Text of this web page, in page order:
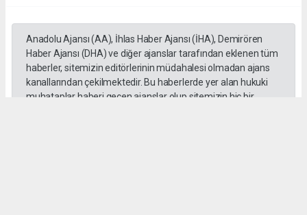
Anadolu Ajansı (AA), İhlas Haber Ajansı (İHA), Demirören
Haber Ajansı (DHA) ve diğer ajanslar tarafından eklenen tüm
haberler, sitemizin editörlerinin müdahalesi olmadan ajans
kanallarından çekilmektedir. Bu haberlerde yer alan hukuki
muhataplar haberi geçen ajanslar olup sitemizin hiç bir